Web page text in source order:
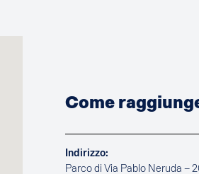
Come
Indirizzo:
Parco di Via Pablo Neruda –